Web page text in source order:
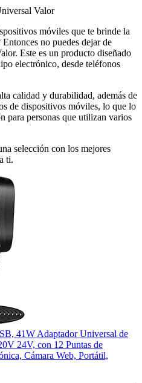
Valor
móviles que te brinde la
no puedes dejar de
Este es un producto diseñado
electrónico, desde teléfonos
calidad y durabilidad, además de
de dispositivos móviles, lo que lo
para personas que utilizan varios
selección con los mejores
ti.
41W Adaptador Universal de
24V, con 12 Puntas de
Cámara Web, Portátil,